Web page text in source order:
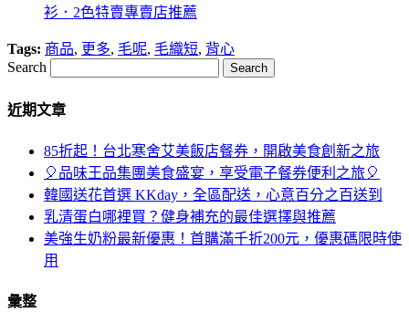
衫．2色特賣專賣店推薦
Tags: 商品, 更多, 毛呢, 毛織短, 背心
Search
近期文章
85折起！台北寒舍艾美飯店餐券，開啟美食創新之旅
🎈品味王品集團美食盛宴，享受電子餐券便利之旅🎈
韓國送花首選 KKday，全區配送，心意百分之百送到
乳清蛋白哪裡買？健身補充的最佳選擇與推薦
美強生奶粉最新優惠！首購滿千折200元，優惠碼限時使
用
彙整